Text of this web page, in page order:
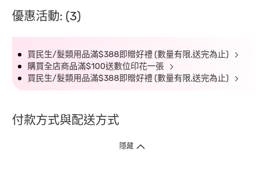
優惠活動: (3)
買民生/髮類用品滿$388即贈好禮 (數量有限,送完為止)
購買全店商品滿$100送數位印花一張
買民生/髮類用品滿$388即贈好禮 (數量有限,送完為止)
付款方式與配送方式
隱藏